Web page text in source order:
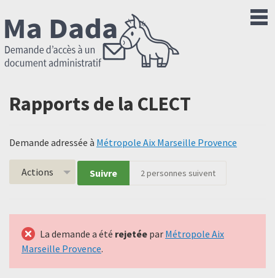
Rapports de la CLECT
Demande adressée à Métropole Aix Marseille Provence
Actions Suivre 2personnes suivent
La demande a été rejetée par Métropole Aix
Marseille Provence.